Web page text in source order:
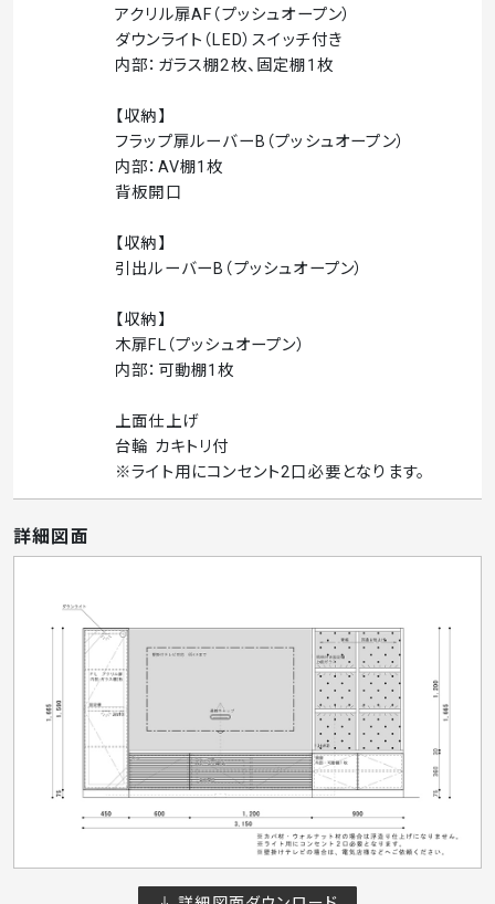
アクリル扉AF（プッシュオープン）
ダウンライト（LED）スイッチ付き
内部：ガラス棚2枚、固定棚1枚
【収納】
フラップ扉ルーバーB（プッシュオープン）
内部：AV棚1枚
背板開口
【収納】
引出ルーバーB（プッシュオープン）
【収納】
木扉FL（プッシュオープン）
内部：可動棚1枚
上面仕上げ
台輪 カキトリ付
※ライト用にコンセント2口必要となります。
詳細図面